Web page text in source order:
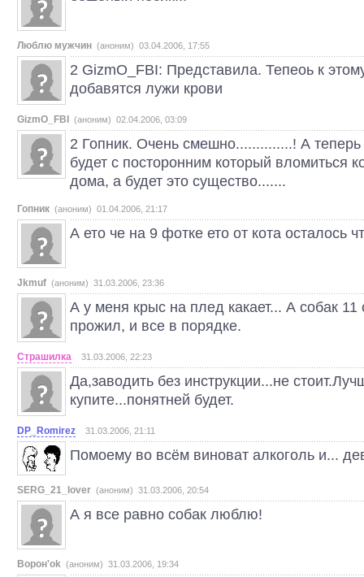
Люблю мужчин (аноним) 03.04.2006, 17:55
2 GizmO_FBI: Представила. Тепеоь к
добавятся лужи крови
GizmO_FBI (аноним) 02.04.2006, 03:09
2 Гопник. Очень смешно..............! А теперь
будет с посторонним который вломиться
дома, а будет это существо.......
Гопник (аноним) 01.04.2006, 21:17
А ето че на 9 фотке ето от кота осталось
Jkmuf (аноним) 31.03.2006, 23:36
А у меня крыс на плед какает... А собак 11
прожил, и все в порядке.
Страшилка 31.03.2006, 22:23
Да,заводить без инструкции...не
купите...понятней будет.
DP_Romirez 31.03.2006, 21:11
Помоему во всём виноват алкоголь и...
SERG_21_lover (аноним) 31.03.2006, 20:54
А я все равно собак люблю!
Ворон'ok (аноним) 31.03.2006, 19:34